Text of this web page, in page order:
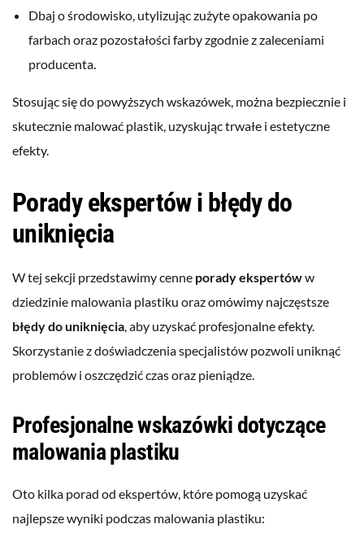
Dbaj o środowisko, utylizując zużyte opakowania po
farbach oraz pozostałości farby zgodnie z zaleceniami
producenta.
Stosując się do powyższych wskazówek, można bezpiecznie i
skutecznie malować plastik, uzyskując trwałe i estetyczne
efekty.
Porady ekspertów i błędy do
uniknięcia
W tej sekcji przedstawimy cenne porady ekspertóww
dziedzinie malowania plastiku oraz omówimy najczęstsze
błędy do uniknięcia, aby uzyskać profesjonalne efekty.
Skorzystanie z doświadczenia specjalistów pozwoli uniknąć
problemów i oszczędzić czas oraz pieniądze.
Profesjonalne wskazówki dotyczące
malowania plastiku
Oto kilka porad od ekspertów, które pomogą uzyskać
najlepsze wyniki podczas malowania plastiku: